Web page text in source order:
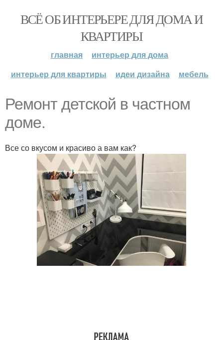
ВСЁ ОБ ИНТЕРЬЕРЕ ДЛЯ ДОМА И
КВАРТИРЫ
главная
интерьер для дома
интерьер для квартиры
идеи дизайна мебель
Ремонт детской в частном
доме.
Все со вкусом и красиво а вам как?